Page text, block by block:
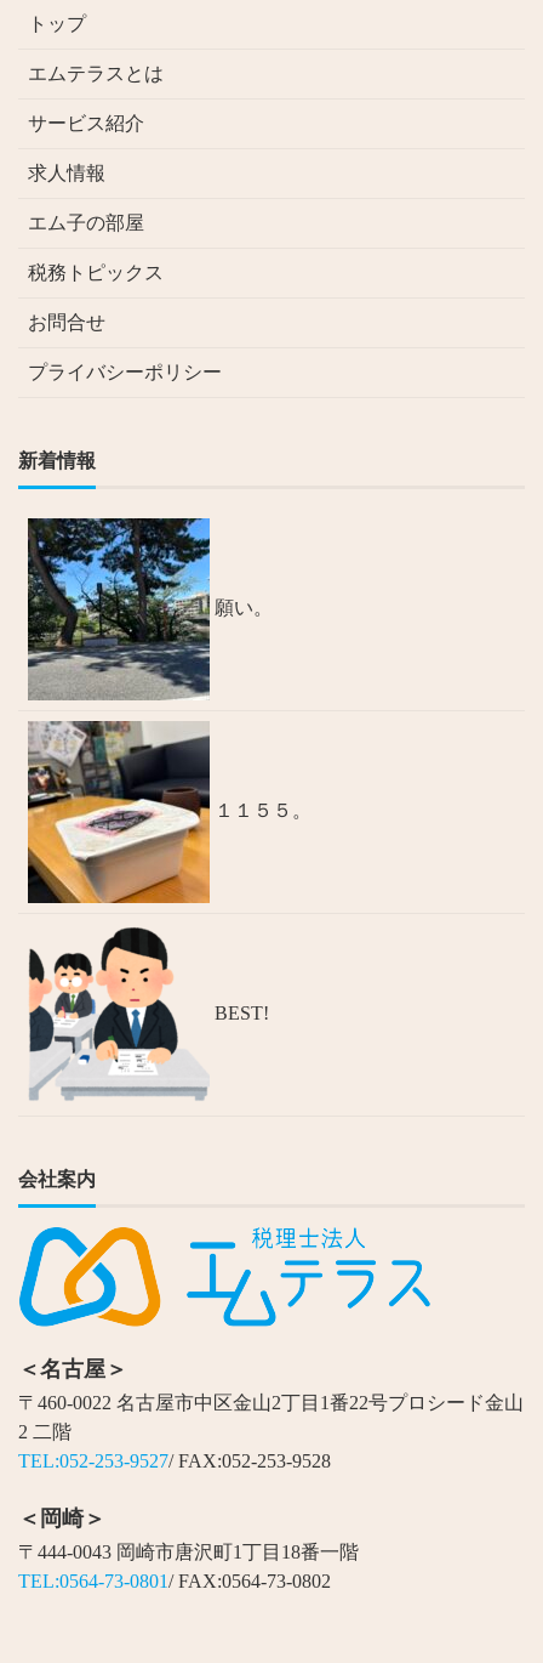
トップ
エムテラスとは
サービス紹介
求人情報
エム子の部屋
税務トピックス
お問合せ
プライバシーポリシー
新着情報
願い。
１１５５。
BEST!
会社案内
＜名古屋＞
〒460-0022 名古屋市中区金山2丁目1番22号プロシード金山
2 二階
TEL:052-253-9527/ FAX:052-253-9528
＜岡崎＞
〒444-0043 岡崎市唐沢町1丁目18番一階
TEL:0564-73-0801/ FAX:0564-73-0802